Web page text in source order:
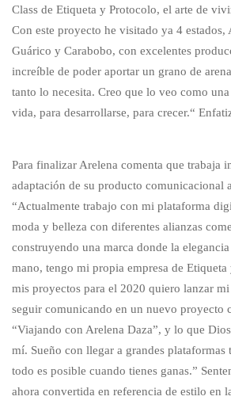
Class de Etiqueta y Protocolo, el arte de
Con este proyecto he visitado ya 4 estados,
Guárico y Carabobo, con excelentes
increíble de poder aportar un grano de
tanto lo necesita. Creo que lo veo como
vida, para desarrollarse, para crecer.“
Para finalizar Arelena comenta que trabaja
adaptación de su producto comunicacional
“Actualmente trabajo con mi plataforma
moda y belleza con diferentes alianzas
construyendo una marca donde la
mano, tengo mi propia empresa de
mis proyectos para el 2020 quiero lanzar
seguir comunicando en un nuevo proyecto
“Viajando con Arelena Daza”, y lo que
mí. Sueño con llegar a grandes plataformas
todo es posible cuando tienes ganas.”
ahora convertida en referencia de estilo en